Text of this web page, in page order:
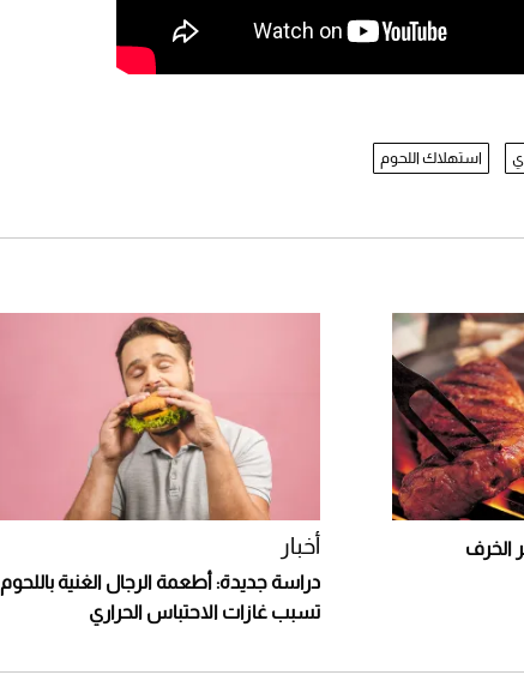
استهلاك اللحوم
الخرف أخبار
دراسة جديدة: أطعمة الرجال الغنية باللحوم
تسبب غازات الاحتباس الحراري